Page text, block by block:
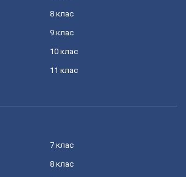
8 клас
9 клас
10 клас
11 клас
7 клас
8 клас